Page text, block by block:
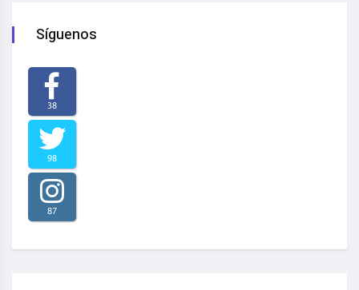
Síguenos
38
98
87